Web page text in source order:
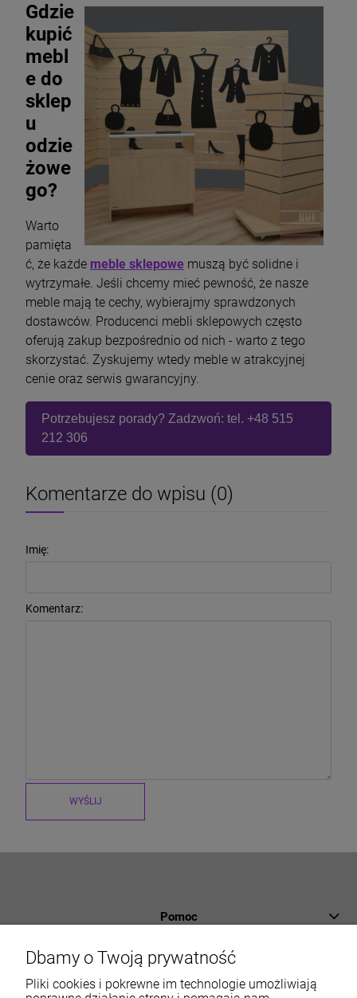
Gdzie
kupić
mebl
e do
sklep
u
odzie
żowe
go?
Warto
pamięta
ć, że każde meble sklepowe muszą być solidne i
wytrzymałe. Jeśli chcemy mieć pewność, że nasze
meble mają te cechy, wybierajmy sprawdzonych
dostawców. Producenci mebli sklepowych często
oferują zakup bezpośrednio od nich - warto z tego
skorzystać. Zyskujemy wtedy meble w atrakcyjnej
cenie oraz serwis gwarancyjny.
Potrzebujesz porady? Zadzwoń: tel. +48 515
212 306
Komentarze do wpisu (0)
Imię:
Komentarz:
WYŚLIJ
Pomoc
Płatności i dostawa
Informacje
Dbamy o Twoją prywatność
Pliki cookies i pokrewne im technologie umożliwiają